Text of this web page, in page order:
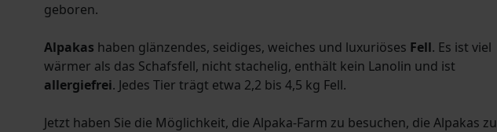
geboren.
Alpakas haben glänzendes, seidiges, weiches und luxuriöses Fell. Es ist viel
wärmer als das Schafsfell, nicht stachelig, enthält kein Lanolin und ist
allergiefrei. Jedes Tier trägt etwa 2,2 bis 4,5 kg Fell.
Jetzt haben Sie die Möglichkeit, die Alpaka-Farm zu besuchen, die Alpakas zu